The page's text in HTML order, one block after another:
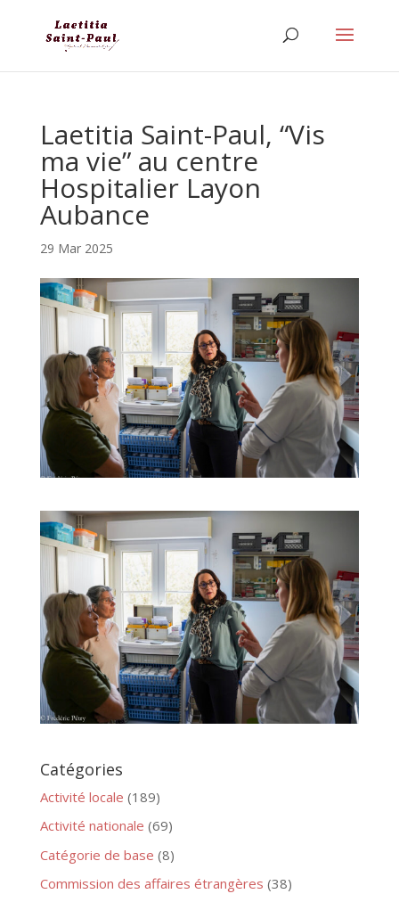
Laetitia Saint-Paul, “Vis
ma vie” au centre
Hospitalier Layon
Aubance
29 Mar 2025
Catégories
Activité locale (189)
Activité nationale (69)
Catégorie de base (8)
Commission des affaires étrangères (38)